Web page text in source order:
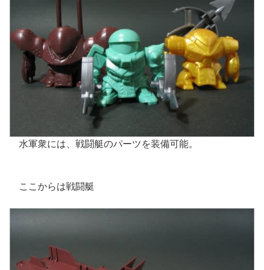
水軍衆には、戦闘艇のパーツを装備可能。
ここからは戦闘艇